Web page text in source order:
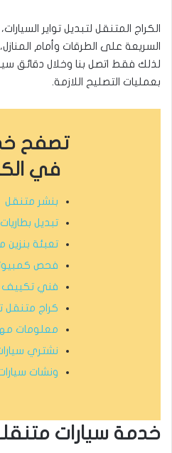
الكراج المتنقل لتبديل تواير
السريعة على الطرقات وأمام
لذلك فقط اتصل بنا وخلال دقائق
بعمليات التصليح اللازمة.
تصفح
في
بنشر متنقل
تبديل
تعبئة بنزين
فحص
فني تكييف
كراج متنقل
معلومات
نشتري
ونشات
خدمة سيارات